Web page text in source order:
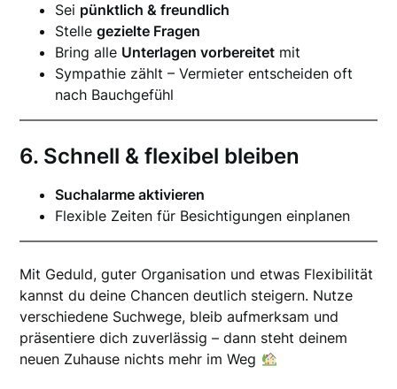
Sei pünktlich & freundlich
Stellegezielte Fragen
Bring alle Unterlagen vorbereitet mit
Sympathie zählt – Vermieter entscheiden oft
nach Bauchgefühl
6. Schnell & flexibel bleiben
Suchalarme aktivieren
Flexible Zeiten für Besichtigungen einplanen
Mit Geduld, guter Organisation und etwas Flexibilität
kannst du deine Chancen deutlich steigern. Nutze
verschiedene Suchwege, bleib aufmerksam und
präsentiere dich zuverlässig – dann steht deinem
neuen Zuhause nichts mehr im Weg